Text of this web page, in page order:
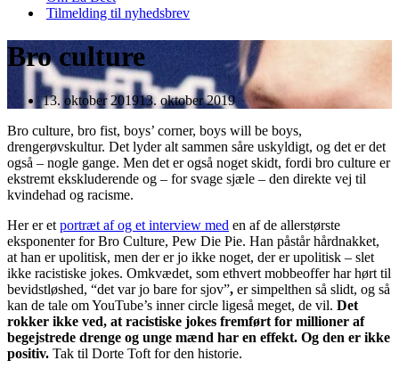
Tilmelding til nyhedsbrev
Bro culture
13. oktober 201913. oktober 2019
Bro culture, bro fist, boys’ corner, boys will be boys,
drengerøvskultur. Det lyder alt sammen såre uskyldigt, og det er det
også – nogle gange. Men det er også noget skidt, fordi bro culture er
ekstremt ekskluderende og – for svage sjæle – den direkte vej til
kvindehad og racisme.
Her er et portræt af og et interview med en af de allerstørste
eksponenter for Bro Culture, Pew Die Pie. Han påstår hårdnakket,
at han er upolitisk, men der er jo ikke noget, der er upolitisk – slet
ikke racistiske jokes. Omkvædet, som ethvert mobbeoffer har hørt til
bevidstløshed, “det var jo bare for sjov”, er simpelthen så slidt, og så
kan de tale om YouTube’s inner circle ligeså meget, de vil. Det
rokker ikke ved, at racistiske jokes fremført for millioner af
begejstrede drenge og unge mænd har en effekt. Og den er ikke
positiv. Tak til Dorte Toft for den historie.